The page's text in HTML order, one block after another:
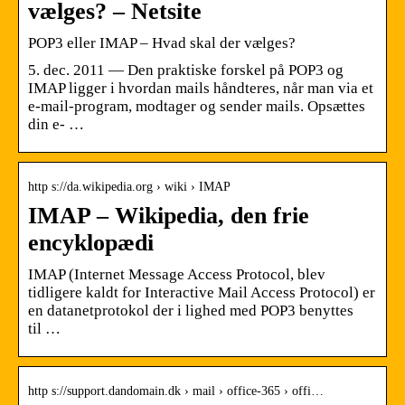
vælges? – Netsite
POP3 eller IMAP – Hvad skal der vælges?
5. dec. 2011 — Den praktiske forskel på POP3 og
IMAP ligger i hvordan mails håndteres, når man via et
e-mail-program, modtager og sender mails. Opsættes
din e- …
http s://da.wikipedia.org › wiki › IMAP
IMAP – Wikipedia, den frie
encyklopædi
IMAP (Internet Message Access Protocol, blev
tidligere kaldt for Interactive Mail Access Protocol) er
en datanetprotokol der i lighed med POP3 benyttes
til …
http s://support.dandomain.dk › mail › office-365 › offi…